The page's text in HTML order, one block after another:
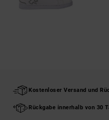
Kostenloser Versand und
Rückgabe innerhalb von 30